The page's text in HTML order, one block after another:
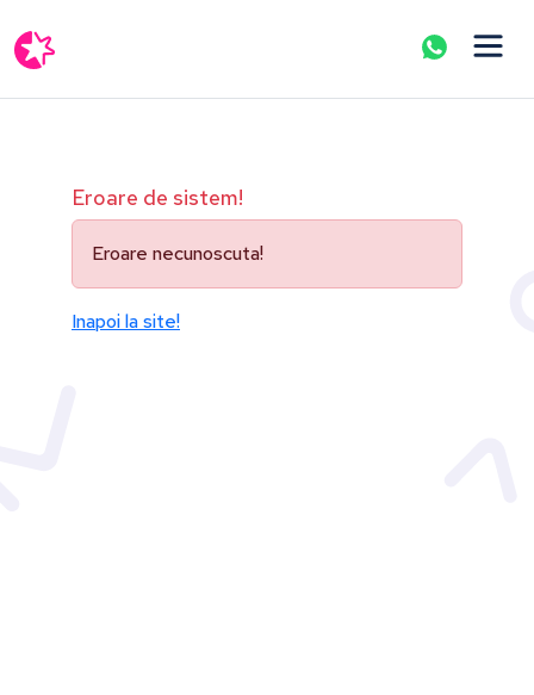
Eroare de sistem!
Eroare necunoscuta!
Inapoi la site!